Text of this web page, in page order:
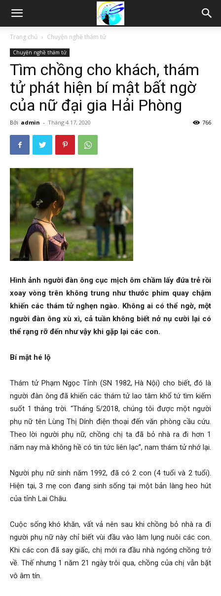
Thám
Phòng,
Tham
Phong,
thám
Giss
phòng,
Trang chủ Chuyện nghề thám tử
Chuyện nghề thám tử
Tìm chồng cho khách, thám
tử phát hiện bí mật bất ngờ
của nữ đại gia Hải Phòng
Bởi admin - Tháng 4 17, 2020 766
Hình ảnh người đàn ông cục mịch ôm chầm lấy đứa trẻ rồi
xoay vòng trên không trung như thước phim quay chậm
khiến các thám tử nghẹn ngào. Không ai có thể ngờ, một
người đàn ông xù xì, cả tuần không biết nở nụ cười lại có
thể rạng rỡ đến như vậy khi gặp lại các con.
Bí mật hé lộ
Thám tử Phạm Ngọc Tỉnh (SN 1982, Hà Nội) cho biết, đó là
người đàn ông đã khiến các thám tử lao tâm khổ tứ tìm kiếm
suốt 1 tháng trời. “Tháng 5/2018, chúng tôi được một người
phụ nữ tên Lùng Thị Dính điện thoại đến văn phòng cầu cứu.
Theo lời người phụ nữ, chồng chị ta đã bỏ nhà ra đi hơn 1
năm nay mà không hề có tin tức liên lạc”, nam thám tử nhớ lại.
Người phụ nữ sinh năm 1992, đã có 2 con (4 tuổi và 2 tuổi).
Hiện tại, 3 mẹ con đang sinh sống tại một bản làng heo hút
của tỉnh Lai Châu.
Cuộc sống khó khăn, vất vả nên sau khi chồng bỏ nhà ra đi
người phụ nữ này chỉ biết vùi đầu vào làm lụng nuôi các con.
Khi các con đã say giấc, chị mới ra đầu nhà ngóng chồng trở
về. Thế nhưng 1 năm 21 ngày trôi qua, chồng của chị vẫn bặt
vô âm tín.